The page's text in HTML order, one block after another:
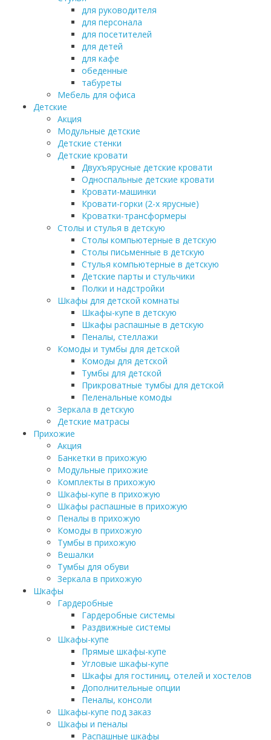
для руководителя
для персонала
для посетителей
для детей
для кафе
обеденные
табуреты
Мебель для офиса
Детские
Акция
Модульные детские
Детские стенки
Детские кровати
Двухъярусные детские кровати
Односпальные детские кровати
Кровати-машинки
Кровати-горки (2-х ярусные)
Кроватки-трансформеры
Столы и стулья в детскую
Столы компьютерные в детскую
Столы письменные в детскую
Стулья компьютерные в детскую
Детские парты и стульчики
Полки и надстройки
Шкафы для детской комнаты
Шкафы-купе в детскую
Шкафы распашные в детскую
Пеналы, стеллажи
Комоды и тумбы для детской
Комоды для детской
Тумбы для детской
Прикроватные тумбы для детской
Пеленальные комоды
Зеркала в детскую
Детские матрасы
Прихожие
Акция
Банкетки в прихожую
Модульные прихожие
Комплекты в прихожую
Шкафы-купе в прихожую
Шкафы распашные в прихожую
Пеналы в прихожую
Комоды в прихожую
Тумбы в прихожую
Вешалки
Тумбы для обуви
Зеркала в прихожую
Шкафы
Гардеробные
Гардеробные системы
Раздвижные системы
Шкафы-купе
Прямые шкафы-купе
Угловые шкафы-купе
Шкафы для гостиниц, отелей и хостелов
Дополнительные опции
Пеналы, консоли
Шкафы-купе под заказ
Шкафы и пеналы
Распашные шкафы